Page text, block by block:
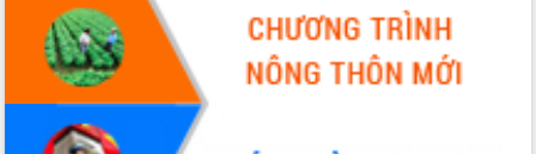
Gặp mặt các cơ quan báo chí nhân Kỷ
niệm 101 năm Ngày Báo chí Cách
mạng Việt Nam
Đắk Lắk sơ kết 4 năm triển khai thực
hiện Đề án 06 của Chính phủ